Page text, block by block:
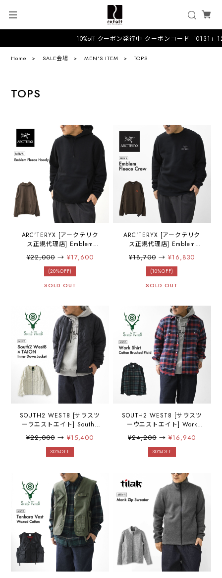
10%off クーポン発行中 クーポンコード「0131」12
Home SALE会場 MEN'S ITEM TOPS
TOPS
ARC'TERYX [アークテリク
ス正規代理店] Emblem
[X000009788] エンブレム
フリース フーディ メンズ・
ニックコットン・クライミ
ース・アウトドア・MEN'S
[2025AW]
¥22,000→¥17,600
(20%OFF)
SOLD OUT
ARC'TERYX [アークテリク
ス正規代理店] Emblem
[X000009787] エンブレム
フリース クルー メンズ・オ
ース・クルーネック・プル
アウトドア・クライミン
グ・MEN'S [2025AW]
¥18,700→ ¥16,830
(10%OFF)
SOLD OUT
SOUTH2 WEST8 [サウスツ
ーウエストエイト] South2
West8 x TAION Inner Down
Jacket [RW698] インナーダ
ウンジャケット・コラボウ
ンユース・防寒・保湿性・
アウター・MEN'S
[2025AW]
¥22,000→ ¥15,400
30%OFF
SOUTH2 WEST8 [サウスツ
ーウエストエイト] Work
Shirt - Cotton Brushed
Plaid [RW606] テンカラシ
ャツ-ワックスコットン-・ジ
ア・防寒・アウター・ワッ
クス加工・MEN'S
[2025AW]
¥24,200→ ¥16,940
30%OFF